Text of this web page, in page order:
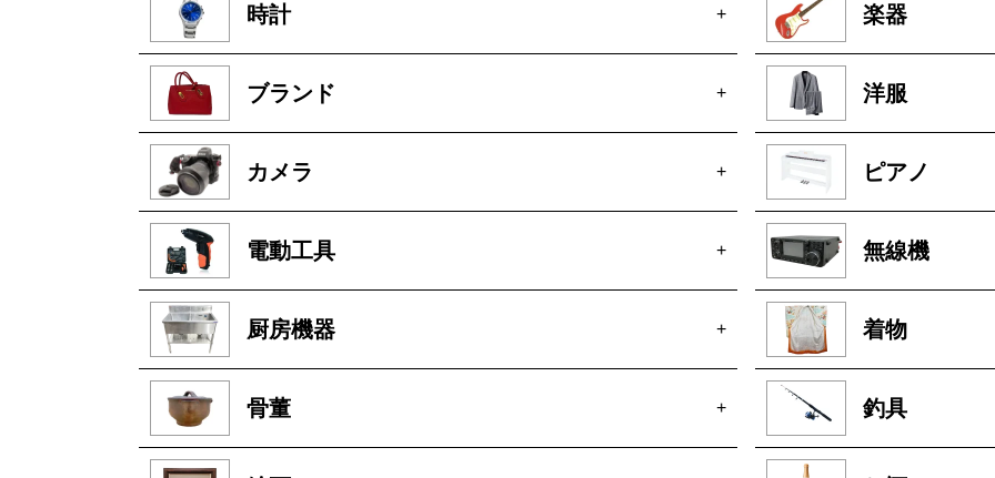
時計 +
ブランド +
カメラ +
電動工具 +
厨房機器 +
骨董 +
楽器
洋服
ピアノ
無線機
着物
釣具